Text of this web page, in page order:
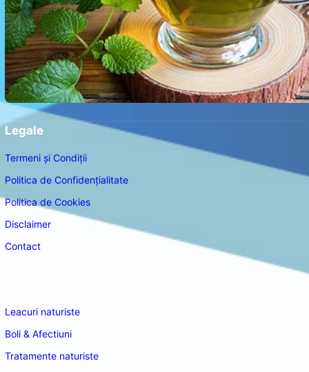
Legale
Termeni și Condiții
Politica de Confidențialitate
Politica de Cookies
Disclaimer
Contact
Leacuri naturiste
Boli & Afectiuni
Tratamente naturiste